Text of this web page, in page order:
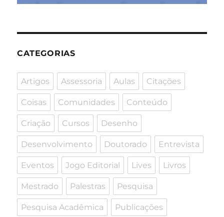
CATEGORIAS
Artigos Assessoria Aulas Citações
Coisas Comunidades Conteúdo
Criação Cursos Desenho
Desenvolvimento Doutorado Entrevista
Eventos Jogo Editorial Lives Livros
Mestrado Palestras Pesquisa
Pesquisa Acadêmica Publicações